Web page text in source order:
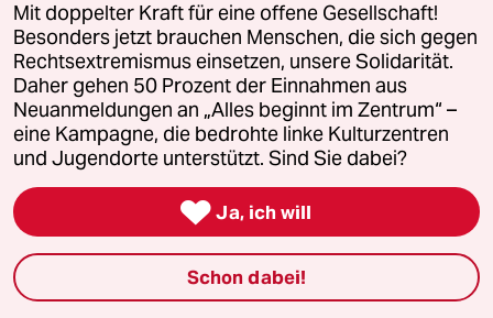
M MartinSemm
07.10.2021,09:04 Uhr
>>Das Ehegattensplitting muss abgeschafft
werden.
08:46 Uhr
Und Frauen sollten sich vielleicht auch mal
melden und ihre Interessen vertreten. Nicht bei
Demos sondern Zuhause. Und schon bei der
Mit doppelter Kraft für eine offene Gesellschaft!
Besonders jetzt brauchen Menschen, die sich gegen
Rechtsextremismus einsetzen, unsere Solidarität.
Daher gehen 50 Prozent der Einnahmen aus
Neuanmeldungen an „Alles beginnt im Zentrum“ –
eine Kampagne, die bedrohte linke Kulturzentren
und Jugendorte unterstützt. Sind Sie dabei?
 Ja, ich will
Schon dabei!